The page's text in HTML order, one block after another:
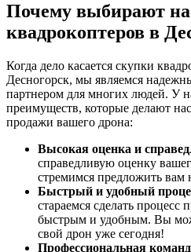
Почему выбирают
квадрокоптеров в
Когда дело касается скупки
Десногорск, мы являемся
партнером для многих людей. У
преимуществ, которые делают
продажи вашего дрона:
Высокая оценка и
справедливую оценку
стремимся предложить вам
Быстрый и удобный
стараемся сделать
быстрым и удобным. Вы
свой дрон уже сегодня!
Профессиональная